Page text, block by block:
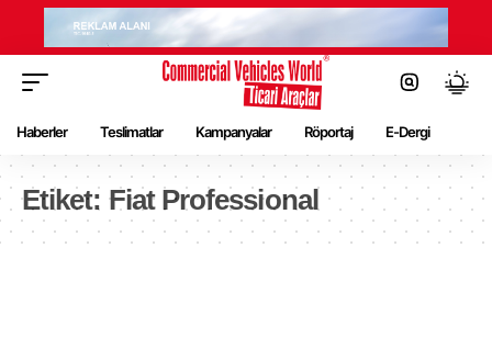
Haberler Teslimatlar Kampanyalar Röportaj E-Dergi
Etiket: Fiat Professional